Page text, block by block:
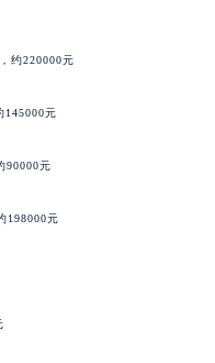
约220000元
145000元
90000元
198000元